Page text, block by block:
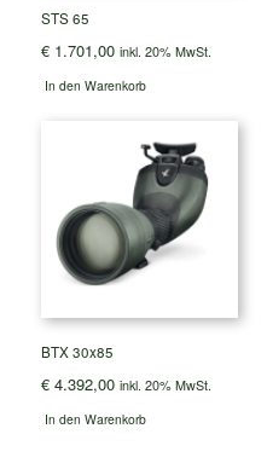
STS 65
€ 1.701,00 inkl. 20% MwSt.
In den Warenkorb
BTX 30x85
€ 4.392,00 inkl. 20% MwSt.
In den Warenkorb